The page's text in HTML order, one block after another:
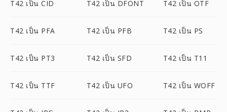
T42 เป็น CID T42 เป็น DFONT T42 เป็น OTF
T42 เป็น PFA T42 เป็น PFB T42 เป็น PS
T42 เป็น PT3 T42 เป็น SFD T42 เป็น T11
T42 เป็น TTF T42 เป็น UFO T42 เป็น WOFF